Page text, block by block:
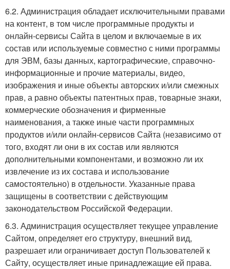
6.2. Администрация обладает исключительными правами
на контент, в том числе программные продукты и
онлайн-сервисы Сайта в целом и включаемые в их
состав или используемые совместно с ними программы
для ЭВМ, базы данных, картографические, справочно-
информационные и прочие материалы, видео,
изображения и иные объекты авторских и/или смежных
прав, а равно объекты патентных прав, товарные знаки,
коммерческие обозначения и фирменные
наименования, а также иные части программных
продуктов и/или онлайн-сервисов Сайта (независимо от
того, входят ли они в их состав или являются
дополнительными компонентами, и возможно ли их
извлечение из их состава и использование
самостоятельно) в отдельности. Указанные права
защищены в соответствии с действующим
законодательством Российской Федерации.
6.3. Администрация осуществляет текущее управление
Сайтом, определяет его структуру, внешний вид,
разрешает или ограничивает доступ Пользователей к
Сайту, осуществляет иные принадлежащие ей права.